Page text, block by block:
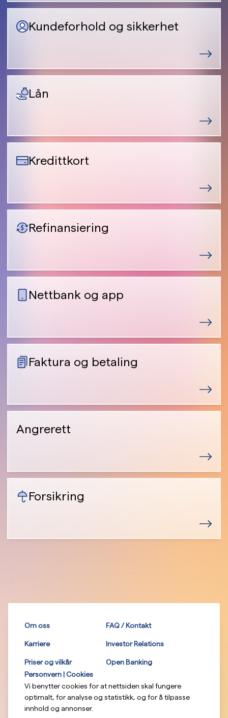
Kundeforhold og sikkerhet
Lån
Kredittkort
Refinansiering
Nettbank og app
Faktura og betaling
Angrerett
Forsikring
Om oss FAQ / Kontakt
Karriere Investor Relations
Priser og vilkår
Open Banking
Personvern | Cookies
Vi benytter cookies for at nettsiden skal fungere
optimalt, for analyse og statistikk, og for å tilpasse
innhold og annonser.